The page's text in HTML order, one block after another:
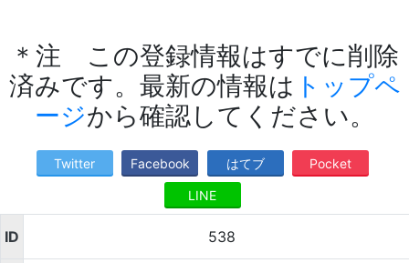
＊注 この登録情報はすでに削除
済みです。最新の情報は トップペ
ージから確認してください。
Twitter Facebook はてブ Pocket
LINE
ID 538